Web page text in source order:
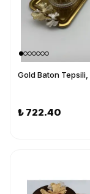
₺ 722.40